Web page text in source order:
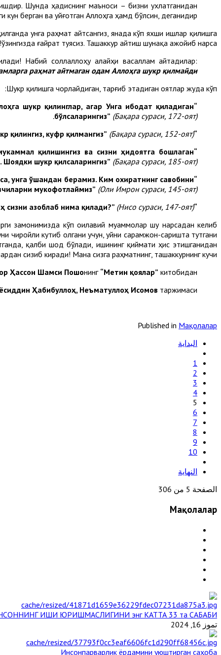
Шунда ҳадиснинг маъноси – бизни ухлатганидан
берган ва уйғотган Аллоҳга ҳамд бўлсин, деганидир.
унга раҳмат айтсангиз, янада кўп яхши ишлар қилишга
ўзингизда ғайрат туясиз. Ташаккур айтиш шунақа ажойиб нарса!
Набий соллаллоҳу алайҳи васаллам айтадилар:
раҳмат айтмаган одам Аллоҳга шукр қилмайди”.
Шукр қилишга чорлайдиган, тарғиб этадиган оятлар жуда кўп:
шукр қилинглар, агар Унга ибодат қиладиган
бўлсаларингиз” (Бақара сураси, 172-оят)
.
“Бас, Мени эслангиз, сизни эслайман. Ва Менга шукр қилингиз, куфр қилмангиз”
(Бақара сураси, 152-оят)
қилишингиз ва сизни ҳидоятга бошлаган
Шоядки шукр қилсаларингиз” (Бақара сураси, 185-оят)
унга ўшандан берамиз. Ким охиратнинг савобини
мукофотлаймиз” (Оли Имрон сураси, 145-оят)
“Агар шукр қилсангиз ва иймон келтирсангиз, Аллоҳ сизни азоблаб нима қилади?”
(Нисо сураси, 147-оят)
замонимизда кўп оилавий муаммолар шу нарсадан келиб
чиройли кутиб олгани учун, уйни сарамжон-саришта тутгани
қалби шод бўлади, ишининг қиймати ҳис этишганидан
сизиб киради! Мана сизга раҳматнинг, ташаккурнинг кучи!
Ҳассон Шамси Пошонинг “Метин қоялар” китобидан
Ҳабибуллоҳ, Неъматуллоҳ Исомов таржимаси.
Published in Мақолалар
البداية
1
2
3
4
5
6
7
8
9
10
النهاية
الصفحة 5 من 306
Мақолалар
ИШИ ЮРИШМАСЛИГИНИ энг КАТТА 33 та САБАБИ
تموز 16, 2024
Инсонпарварлик ёрдамини уюштирган саҳоба